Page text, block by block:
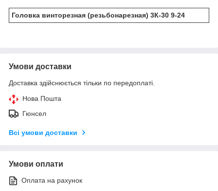
Головка винторезная (резьбонарезная) 3К-30 9-24
Умови доставки
Доставка здійснюється тільки по передоплаті.
Нова Пошта
Гюнсел
Всі умови доставки
Умови оплати
Оплата на рахунок